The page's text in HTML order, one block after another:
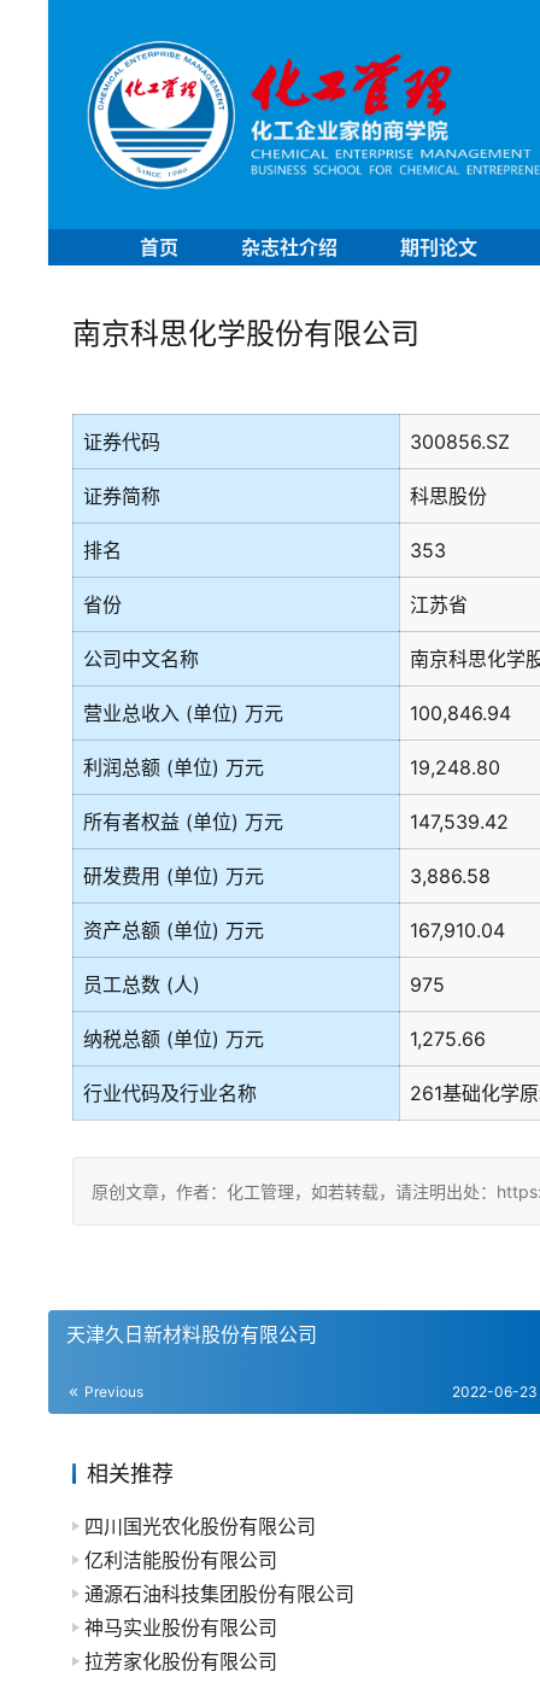
首页 杂志社介绍 期刊论文
南京科思化学股份有限公司
证券代码 300856.SZ
证券简称 科思股份
排名 353
省份 江苏省
公司中文名称 南京科思化学
营业总收入 (单位) 万元 100,846.94
利润总额 (单位) 万元 19,248.80
所有者权益 (单位) 万元 147,539.42
研发费用 (单位) 万元 3,886.58
资产总额 (单位) 万元 167,910.04
员工总数 (人) 975
纳税总额 (单位) 万元 1,275.66
行业代码及行业名称 261基础化学
原创文章，作者：化工管理，如若转载，请注明出处：
天津久日新材料股份有限公司
Previous 2022-06-23
相关推荐
四川国光农化股份有限公司
亿利洁能股份有限公司
通源石油科技集团股份有限公司
神马实业股份有限公司
拉芳家化股份有限公司